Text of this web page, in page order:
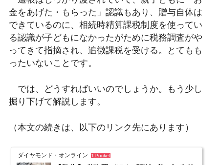
金をあげた・もらった」認識もあり、贈与自体は
できているのに、相続時精算課税制度を使ってい
る認識が子どもになかったがために税務調査がや
ってきて指摘され、追徴課税を受ける。とてもも
ったいないことです。
では、どうすればいいのでしょうか。もう少し
掘り下げて解説します。
（本文の続きは、以下のリンク先にあります）
ダイヤモンド・オンライン 1 Pocket